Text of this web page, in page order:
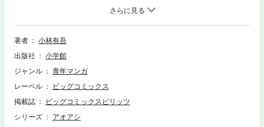
災いして、大きな挫折を経験することに―――そんなアシトの前に、東京
にある強豪Jクラブ「東京シティ・エスペリオン」のユースチーム監督・
福田達也（ふくだたつや）が現れる。アシトの無限の可能性を見抜いた福
田は、東京で開催される自チームのセレクションを受けるよう勧めて！？
急速に回り始める！！
著者
小林有吾
出版社
小学館
ジャンル
青年マンガ
レーベル
ビッグコミックス
掲載誌
ビッグコミックスピリッツ
シリーズ
アオアシ